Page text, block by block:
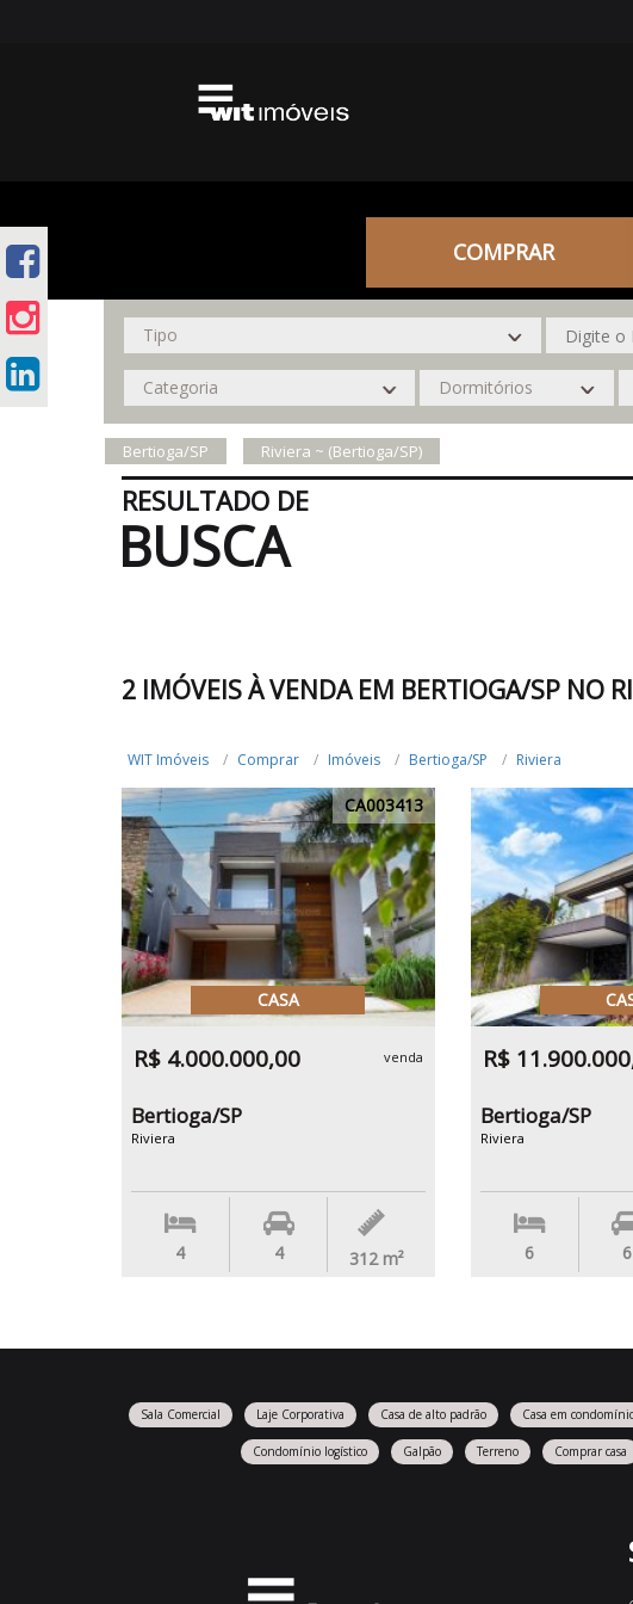
COMPRAR
Bertioga/SP Riviera ~ (Bertioga/SP)
RESULTADO DE
BUSCA
2 IMÓVEIS À VENDA EM BERTIOGA/SP NO
WIT Imóveis Comprar Imóveis Bertioga/SP Riviera
CA003413
CASA
R$ 4.000.000,00 venda
Bertioga/SP
Riviera
4 4 312 m²
R$
Bertioga/SP
Riviera
6 6
Sala Comercial Laje Corporativa Casa de alto padrão Casa em
Condomínio logístico Galpão Terreno Comprar casa